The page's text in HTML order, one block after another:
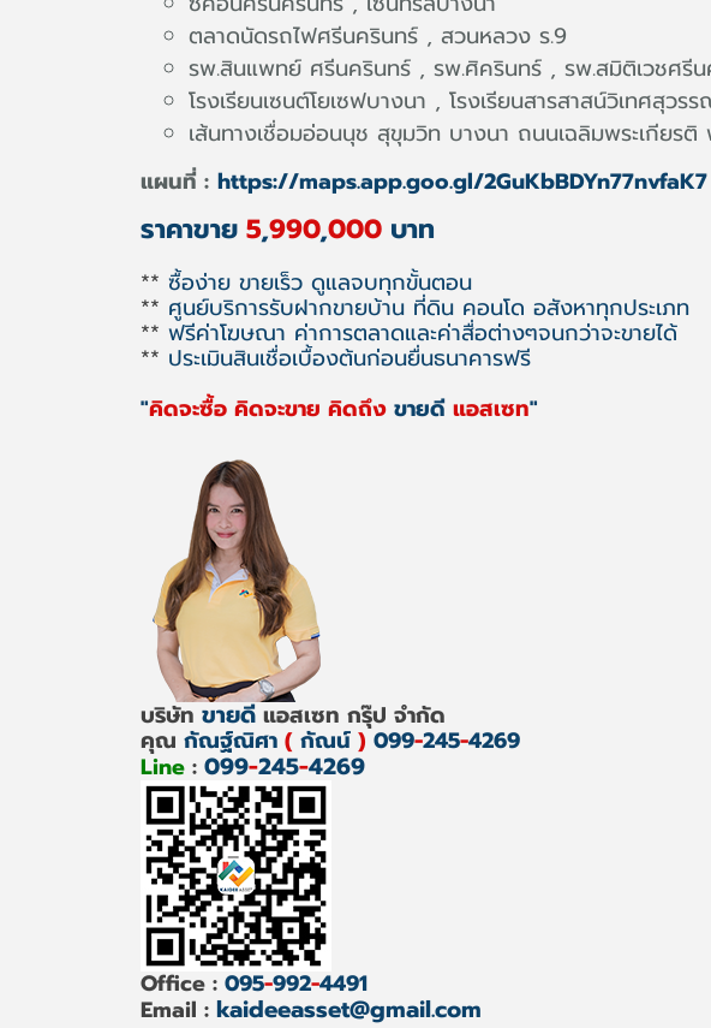
ตลาดนัดรถไฟศรีนครินทร์ , สวนหลวง ร.9
รพ.สินแพทย์ ศรีนครินทร์ , รพ.ศิครินทร์ , รพ.สมิติเวชศรีน
โรงเรียนเซนต์โยเซฟบางนา , โรงเรียนสารสาสน์วิเทศสุวร
เส้นทางเชื่อมอ่อนนุช สุขุมวิท บางนา ถนนเฉลิมพระเกียรติ
แผนที่ : https://maps.app.goo.gl/2GuKbBDYn77nvfaK7
ราคาขาย 5,990,000 บาท
** ซื้อง่าย ขายเร็ว ดูแลจบทุกขั้นตอน
** ศูนย์บริการรับฝากขายบ้าน ที่ดิน คอนโด อสังหาทุกประเภท
** ฟรีค่าโฆษณา ค่าการตลาดและค่าสื่อต่างๆจนกว่าจะขายได้
** ประเมินสินเชื่อเบื้องต้นก่อนยื่นธนาคารฟรี
"คิดจะซื้อ คิดจะขาย คิดถึง ขายดี แอสเซท"
บริษัท ขายดี แอสเซท กรุ๊ป จำกัด
คุณ กัณฐ์ณิศา ( กัณน์ ) 099-245-4269
Line : 099-245-4269
Office : 095-992-4491
Email : kaideeasset@gmail.com